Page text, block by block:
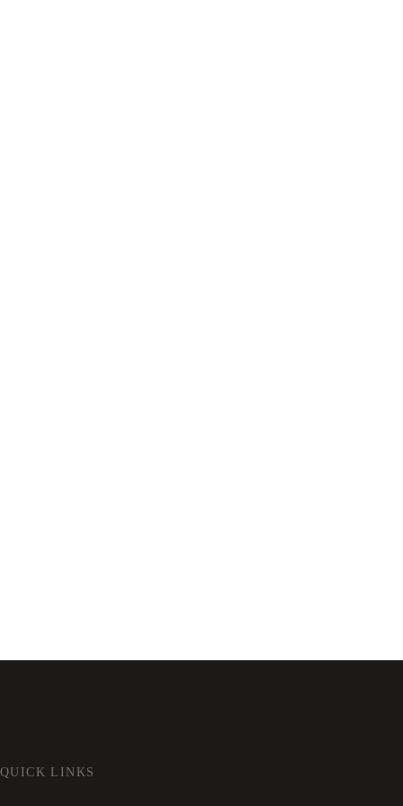
QUICK LINKS